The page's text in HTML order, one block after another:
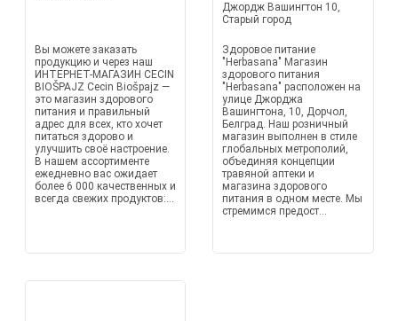
Вы можете заказать
продукцию и через наш
ИНТЕРНЕТ-МАГАЗИН CECIN
BIOŠPAJZ Cecin Biošpajz —
это магазин здорового
питания и правильный
адрес для всех, кто хочет
питаться здорово и
улучшить своё настроение.
В нашем ассортименте
ежедневно вас ожидает
более 6 000 качественных и
всегда свежих продуктов:...
Джордж Вашингтон 10,
Старый город
Здоровое питание
"Herbasana" Магазин
здорового питания
"Herbasana" расположен на
улице Джорджа
Вашингтона, 10, Дорчол,
Белград. Наш розничный
магазин выполнен в стиле
глобальных метрополий,
объединяя концепции
травяной аптеки и
магазина здорового
питания в одном месте. Мы
стремимся предост...